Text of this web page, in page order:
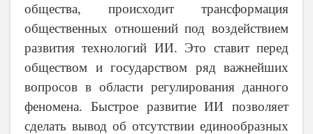
общества, происходит трансформация
общественных отношений под воздействием
развития технологий ИИ. Это ставит перед
обществом и государством ряд важнейших
вопросов в области регулирования данного
феномена. Быстрое развитие ИИ позволяет
сделать вывод об отсутствии единообразных